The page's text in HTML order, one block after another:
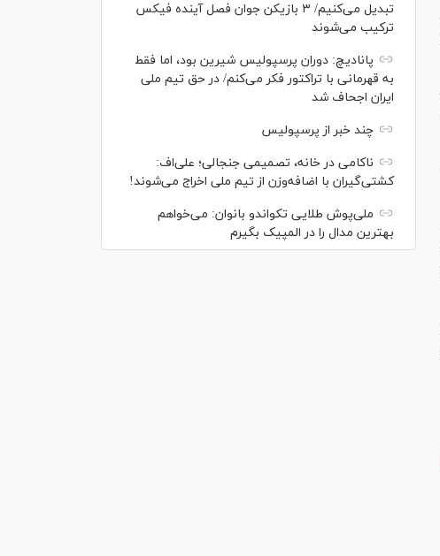
تبدیل می‌کنیم/ ۳ بازیکن جوان فصل آینده فیکس
ترکیب می‌شوند
پانادیچ: دوران پرسپولیس شیرین بود، اما فقط
به قهرمانی با تراکتور فکر می‌کنم/ در حق تیم ملی
ایران اجحاف شد
چند خبر از پرسپولیس
ناکامی در خانه، تصمیمی جنجالی؛ علی‌اف:
کشتی‌گیران با اضافه‌وزن از تیم ملی اخراج می‌شوند!
ملی‌پوش‌ طلایی تکواندو بانوان: می‌خواهم
بهترین مدال را در المپیک بگیرم